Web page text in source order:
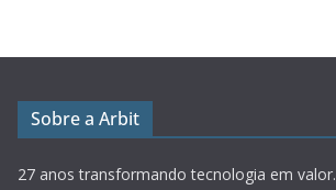
Sobre a Arbit
27 anos transformando tecnologia em valor.